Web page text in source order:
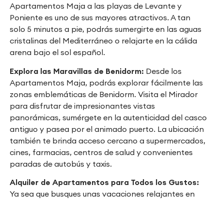
Apartamentos Maja a las playas de Levante y
Poniente es uno de sus mayores atractivos. A tan
solo 5 minutos a pie, podrás sumergirte en las aguas
cristalinas del Mediterráneo o relajarte en la cálida
arena bajo el sol español.
Explora las Maravillas de Benidorm: Desde los
Apartamentos Maja, podrás explorar fácilmente las
zonas emblemáticas de Benidorm. Visita el Mirador
para disfrutar de impresionantes vistas
panorámicas, sumérgete en la autenticidad del casco
antiguo y pasea por el animado puerto. La ubicación
también te brinda acceso cercano a supermercados,
cines, farmacias, centros de salud y convenientes
paradas de autobús y taxis.
Alquiler de Apartamentos para Todos los Gustos:
Ya sea que busques unas vacaciones relajantes en